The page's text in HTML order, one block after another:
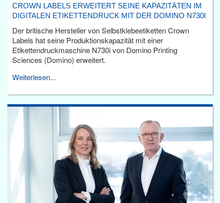
CROWN LABELS ERWEITERT SEINE KAPAZITÄTEN IM
DIGITALEN ETIKETTENDRUCK MIT DER DOMINO N730I
Der britische Hersteller von Selbstklebeetiketten Crown
Labels hat seine Produktionskapazität mit einer
Etikettendruckmaschine N730i von Domino Printing
Sciences (Domino) erweitert.
Weiterlesen...